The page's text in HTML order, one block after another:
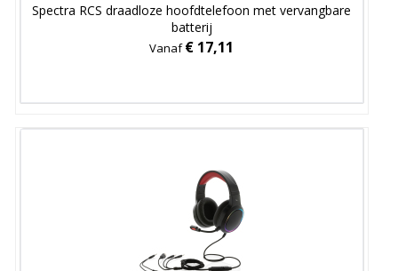
Spectra RCS draadloze hoofdtelefoon met vervangbare
batterij
Vanaf€ 17,11